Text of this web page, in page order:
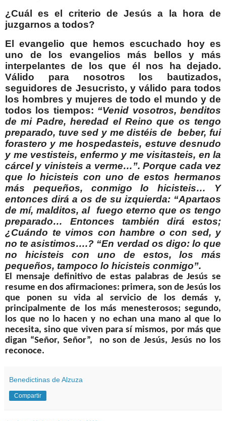
¿Cuál es el criterio de Jesús a la hora de
juzgarnos a todos?
El evangelio que hemos escuchado hoy es
uno de los evangelios más bellos y más
interpelantes de los que él nos ha dejado.
Válido para nosotros los bautizados,
seguidores de Jesucristo, y válido para todos
los hombres y mujeres de todo el mundo y de
todos los tiempos: “Venid vosotros, benditos
de mi Padre, heredad el Reino que os tengo
preparado, tuve sed y me distéis de beber, fui
forastero y me hospedasteis, estuve desnudo
y me vestisteis, enfermo y me visitasteis, en la
cárcel y vinisteis a verme…”. Porque cada vez
que lo hicisteis con uno de estos hermanos
más pequeños, conmigo lo hicisteis… Y
entonces dirá a os de su izquierda: “Apartaos
de mí, malditos, al fuego eterno que os tengo
preparado… Entonces también dirá estos;
¿Cuándo te vimos con hambre o con sed, y
no te asistimos….? “En verdad os digo: lo que
no hicisteis con uno de estos, los más
pequeños, tampoco lo hicisteis conmigo”.
El mensaje definitivo de estas palabras de Jesús se
resume en dos afirmaciones: primera, son de Jesús los
que ponen su vida al servicio de los demás y,
principalmente de los más menesterosos; segundo,
los que no lo hacen y no echan una mano al que lo
necesita, sino que viven para sí mismos, por más que
digan “Señor, Señor”, no son de Jesús, Jesús no los
reconoce.
Benedictinas de Alzuza
Compartir